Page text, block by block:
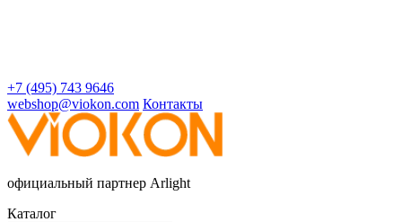
+7 (495) 743 9646
webshop@viokon.com Контакты
официальный партнер Arlight
Каталог